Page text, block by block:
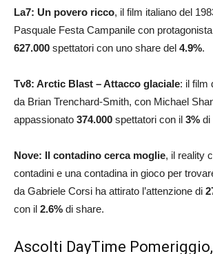
La7: Un povero ricco, il film italiano del
Pasquale Festa Campanile con
627.000 spettatori con uno share del 4.9%.
Tv8: Arctic Blast – Attacco glaciale: il film
da Brian Trenchard-Smith, con Michael
appassionato 374.000 spettatori con il 3% di
Nove: Il contadino cerca moglie, il reality
contadini e una contadina in gioco per
da Gabriele Corsi ha attirato l’attenzione di
con il 2.6% di share.
Ascolti DayTime